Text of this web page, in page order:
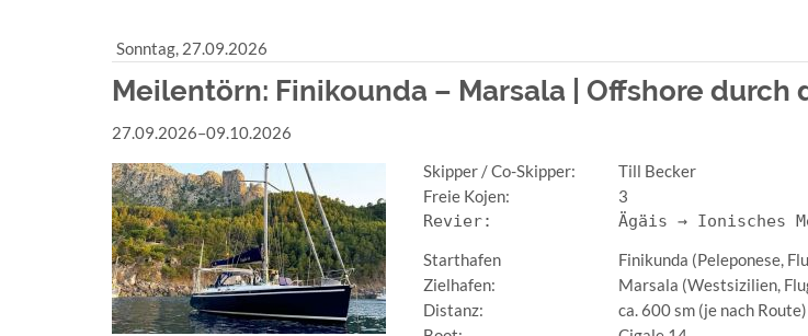
Sonntag, 27.09.2026
Meilentörn: Finikounda – Marsala | Offshore
27.09.2026–09.10.2026
Skipper / Co-Skipper:
Till Becker
Freie Kojen:
3
Revier:
Ägäis → Ionisches
Starthafen
Finikunda (Peleponese,
Zielhafen:
Marsala (Westsizilien,
Distanz:
ca. 600 sm (je nach Route)